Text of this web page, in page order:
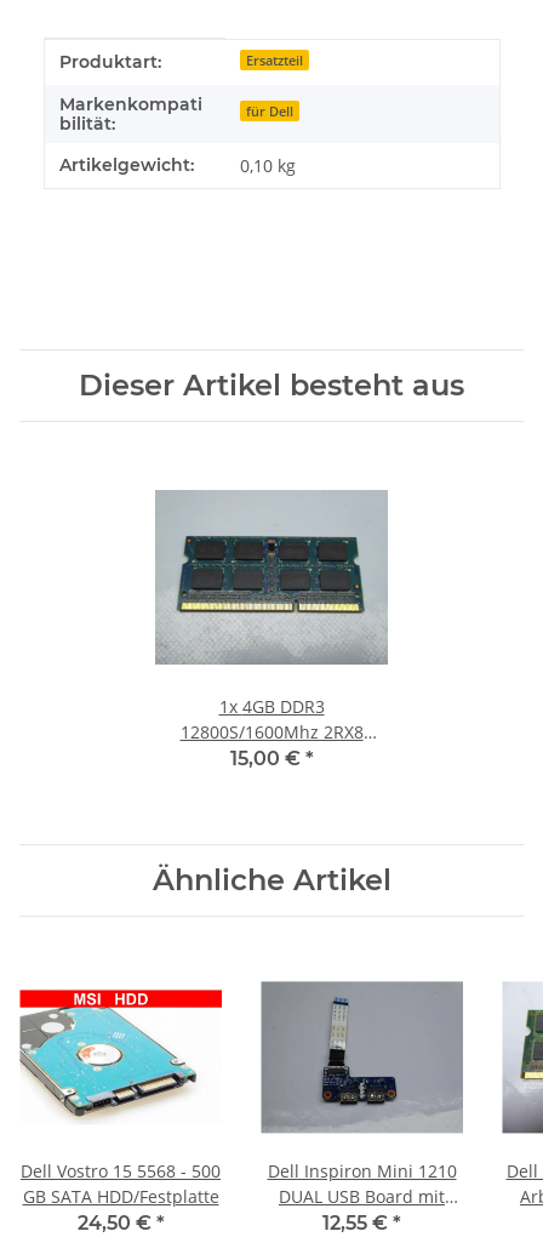
Produkteigenschaft
Wert
Produktart: Ersatzteil
Markenkompati
bilität:
für Dell
Artikelgewicht: 0,10 kg
Dieser Artikel besteht aus
1x 4GB DDR3
12800S/1600Mhz 2RX8
Notebook SO-DIMM RAM
15,00 € *
Ähnliche Artikel
Dell Vostro 15 5568 - 500
GB SATA HDD/Festplatte
24,50 € *
Dell Inspiron Mini 1210
DUAL USB Board mit
Kabel 0D124J #2442
12,55 € *
Dell